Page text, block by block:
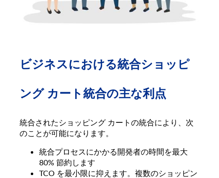
ビジネスにおける統合ショッピ
ング カート統合の主な利点
統合されたショッピング カートの統合により、次
のことが可能になります。
統合プロセスにかかる開発者の時間を最大
80% 節約します
TCO を最小限に抑えます。複数のショッピン